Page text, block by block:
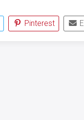
Pinterest